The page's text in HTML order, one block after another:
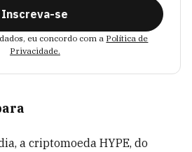
Inscreva-se
eu concordo com a Política de
Privacidade.
a criptomoeda HYPE, do